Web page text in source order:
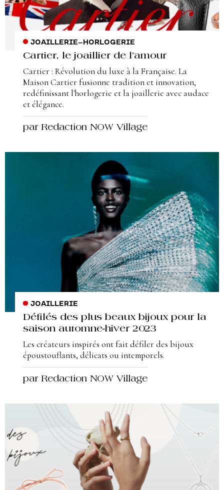
JOAILLERIE– HORLOGERIE
Cartier, le joaillier de l’amour
Cartier : Révolution du luxe à la Française. La
Maison Cartier fusionne tradition et innovation,
redéfinissant l'horlogerie et la joaillerie avec audace
et élégance.
par Redaction NOW Village
JOAILLERIE
Défilés des plus beaux bijoux pour la
saison automne-hiver 2023
Les créateurs inspirés ont fait défiler des bijoux
époustouflants, délicats ou intemporels.
par Redaction NOW Village